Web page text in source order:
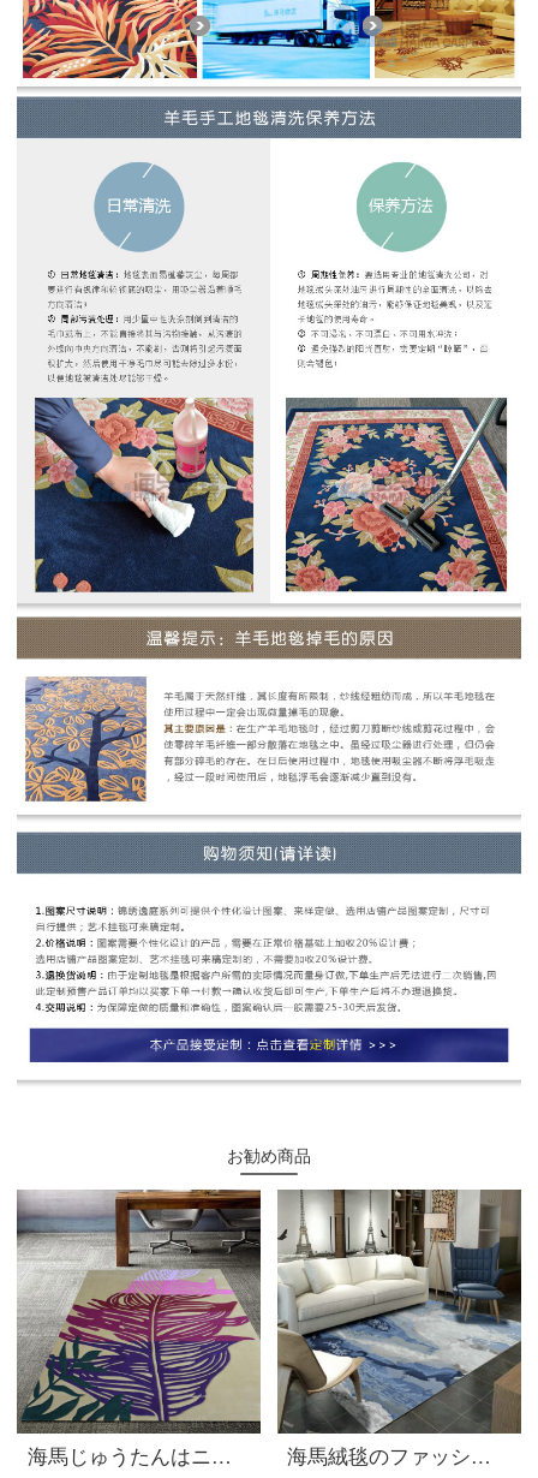
お勧め商品
海馬じゅうたんはニュージーランドのウールの手作り絨毯をカスタマイズできます。お茶とテーブルルームの書斎カスタマイズ絨毯HM-1068現物販売量は1.6 M*2.3 Mです。
海馬絨毯のファッションは簡単です。ニュージーランドウール手製絨毯客間茶何ソファー寝室書斎オーダーメイド絨毯S 243オーダーメイド（平方メートルあたり）のサイズが違います。カスタマーサービスに連絡してください。